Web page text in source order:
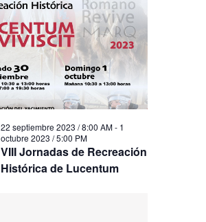
VIII Jornadas de Recreación
Histórica de Lucentum
22 septiembre 2023 / 8:00 AM- 1
octubre 2023 / 5:00 PM